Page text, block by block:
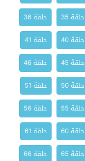
حلقة 35
حلقة 36
حلقة 40
حلقة 41
حلقة 45
حلقة 46
حلقة 50
حلقة 51
حلقة 55
حلقة 56
حلقة 60
حلقة 61
حلقة 65
حلقة 66